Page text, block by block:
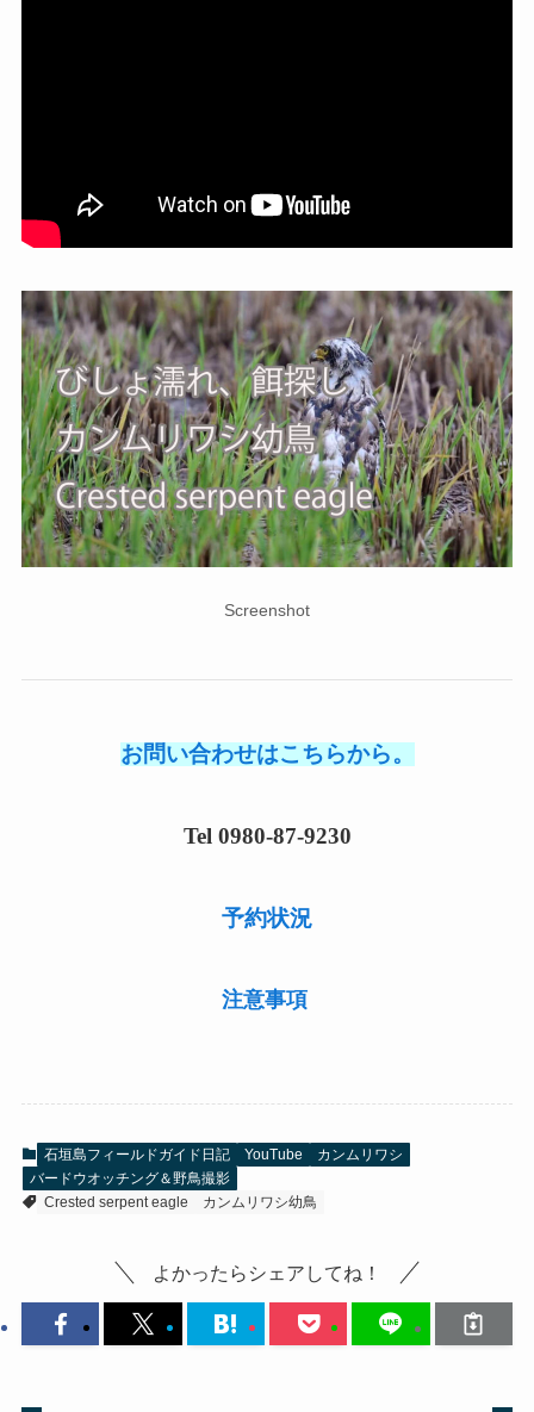
Screenshot
お問い合わせはこちらから。
Tel 0980-87-9230
予約状況
注意事項
石垣島フィールドガイド日記 YouTube
カンムリワシ
バードウオッチング＆野鳥撮影
Crested serpent eagle
カンムリワシ幼鳥
よかったらシェアしてね！